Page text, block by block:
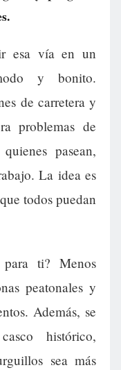
esa vía en un
y bonito.
de carretera y
problemas de
pasean,
La idea es
todos puedan
ti? Menos
peatonales y
Además, se
histórico,
sea más